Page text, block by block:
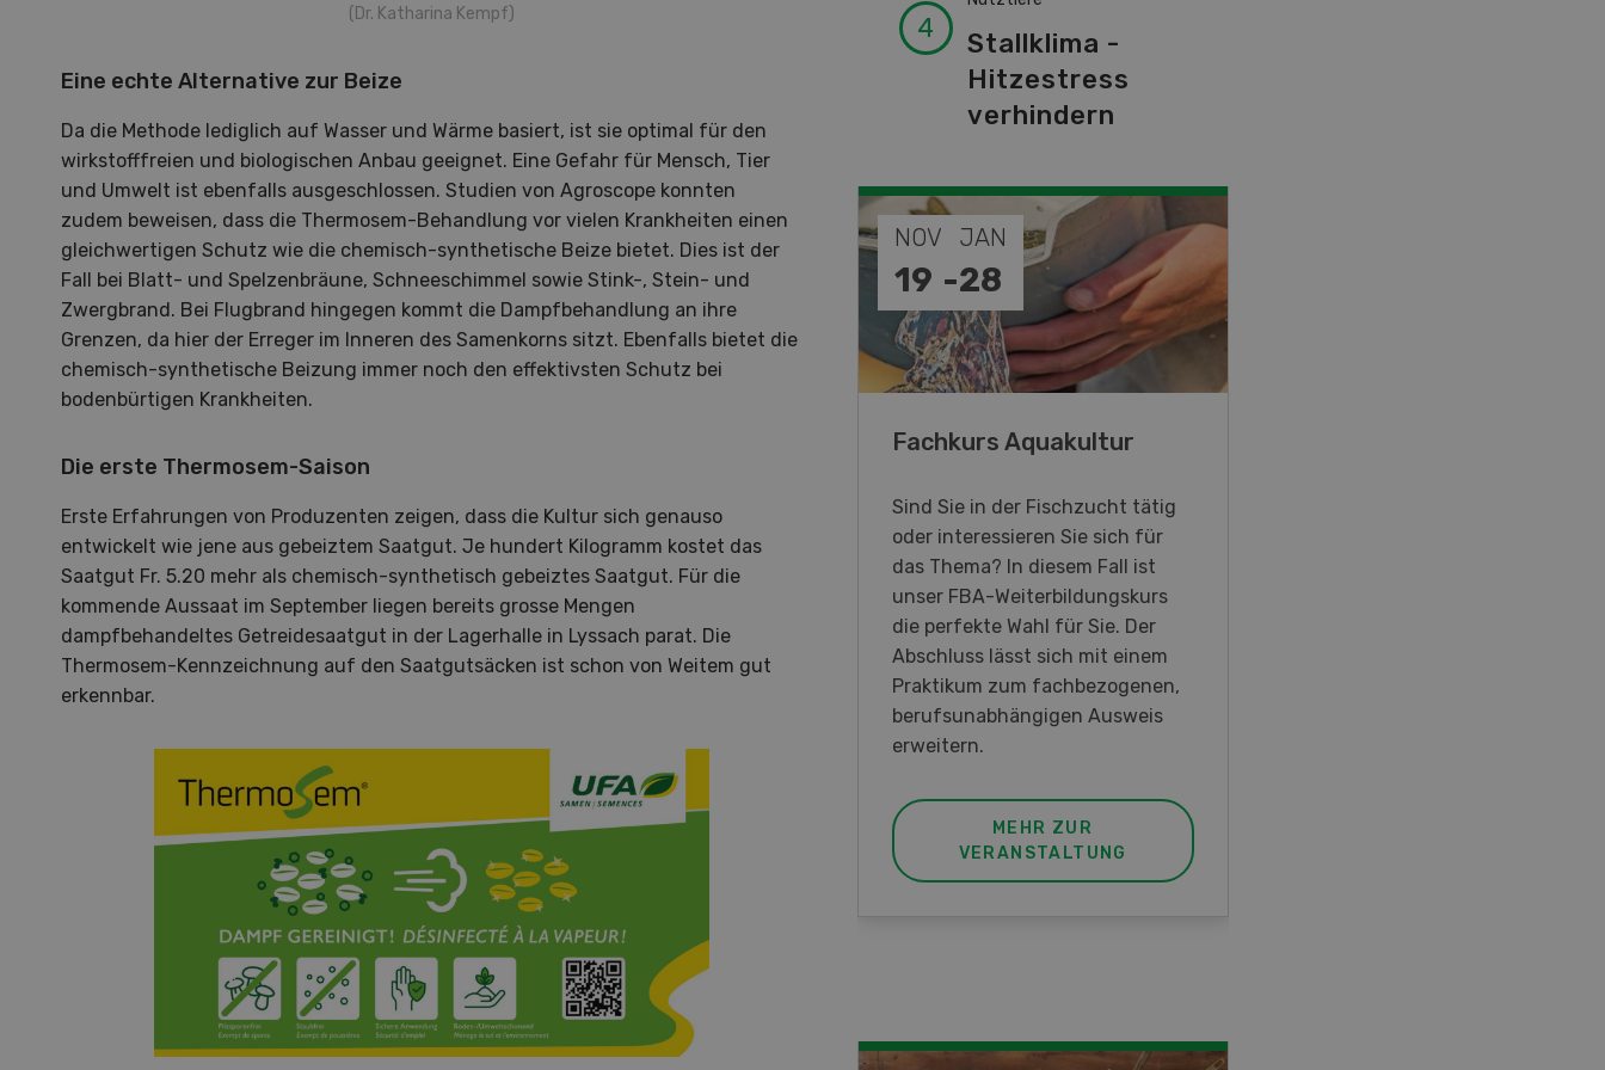
(Dr. Katharina Kempf)
Eine echte Alternative zur Beize
Da die Methode lediglich auf Wasser und Wärme basiert, ist sie optimal für den
wirkstofffreien und biologischen Anbau geeignet. Eine Gefahr für Mensch, Tier
und Umwelt ist ebenfalls ausgeschlossen. Studien von Agroscope konnten
zudem beweisen, dass die Thermosem-Behandlung vor vielen Krankheiten einen
gleichwertigen Schutz wie die chemisch-synthetische Beize bietet. Dies ist der
Fall bei Blatt- und Spelzenbräune, Schneeschimmel sowie Stink-, Stein- und
Zwergbrand. Bei Flugbrand hingegen kommt die Dampfbehandlung an ihre
Grenzen, da hier der Erreger im Inneren des Samenkorns sitzt. Ebenfalls bietet die
chemisch-synthetische Beizung immer noch den effektivsten Schutz bei
bodenbürtigen Krankheiten.
Die erste Thermosem-Saison
Erste Erfahrungen von Produzenten zeigen, dass die Kultur sich genauso
entwickelt wie jene aus gebeiztem Saatgut. Je hundert Kilogramm kostet das
Saatgut Fr. 5.20 mehr als chemisch-synthetisch gebeiztes Saatgut. Für die
kommende Aussaat im September liegen bereits grosse Mengen
dampfbehandeltes Getreidesaatgut in der Lagerhalle in Lyssach parat. Die
Thermosem-Kennzeichnung auf den Saatgutsäcken ist schon von Weitem gut
erkennbar.
Stallklima -
Hitzestress
verhindern
SEP
10-11
Die Keller Forstmaschinen laden
zu den DemoDays 2026 nach
Wiedlisbach zu Live-
Demonstrationen und der CH-
Premiere des neuen 8-Rad-
Forwarders ein.
MEHR ZUR
VERANSTALTUNG
NOV
08 -
DEZ
31
Eine immersive Ausstellung, die
den Frauen in der
Landwirtschaft der Westschweiz
gewidmet ist.
MEHR ZUR
VERANSTALTUNG
NOV
19 -
JAN
28
Fachkurs Aquakultur
Sind Sie in der Fischzucht tätig
oder interessieren Sie sich für
das Thema? In diesem Fall ist
unser FBA-Weiterbildungskurs
die perfekte Wahl für Sie. Der
Abschluss lässt sich mit einem
Praktikum zum fachbezogenen,
berufsunabhängigen Ausweis
erweitern.
MEHR ZUR
VERANSTALTUNG